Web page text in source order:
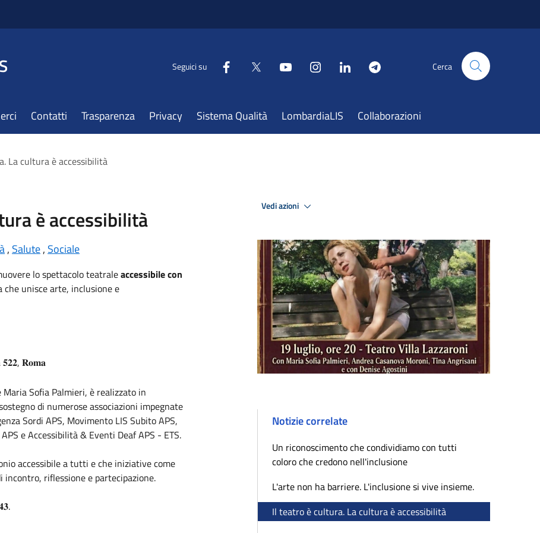
Seguici su Cerca
Contatti Trasparenza Privacy Sistema Qualità LombardiaLIS Collaborazioni
La cultura è accessibilità
è accessibilità
, Salute, Sociale
lo spettacolo teatraleaccessibile con
che unisce arte, inclusione e
𝟓𝟐𝟐, 𝐑𝐨𝐦𝐚
Maria Sofia Palmieri, è realizzato in
di numerose associazioni impegnate
Sordi APS, Movimento LIS SubitoAPS,
APS eAccessibilità & Eventi Deaf APS - ETS.
accessibile a tutti e che iniziative come
incontro, riflessione e partecipazione.
Vedi azioni
Notizie correlate
Un riconoscimento che condividiamo con tutti
coloro che credono nell'inclusione
L'arte non ha barriere. L'inclusione si vive insieme.
Il teatro è cultura. La cultura è accessibilità